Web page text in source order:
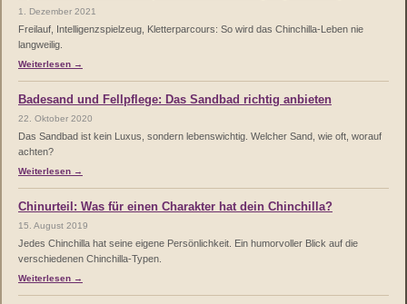
1. Dezember 2021
Freilauf, Intelligenzspielzeug, Kletterparcours: So wird das Chinchilla-Leben nie
langweilig.
Weiterlesen →
Badesand und Fellpflege: Das Sandbad richtig anbieten
22. Oktober 2020
Das Sandbad ist kein Luxus, sondern lebenswichtig. Welcher Sand, wie oft, worauf
achten?
Weiterlesen →
Chinurteil: Was für einen Charakter hat dein Chinchilla?
15. August 2019
Jedes Chinchilla hat seine eigene Persönlichkeit. Ein humorvoller Blick auf die
verschiedenen Chinchilla-Typen.
Weiterlesen →